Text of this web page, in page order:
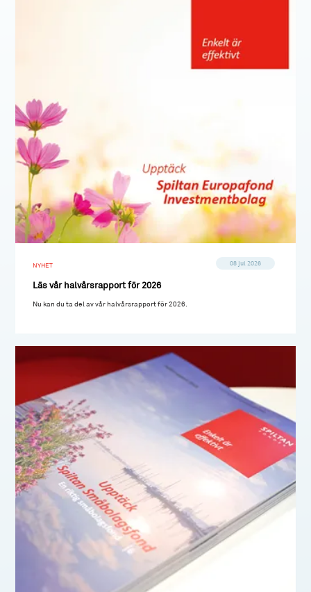
NYHET 08 jul 2026
Läs vår halvårsrapport för 2026
Nu kan du ta del av vår halvårsrapport för 2026.